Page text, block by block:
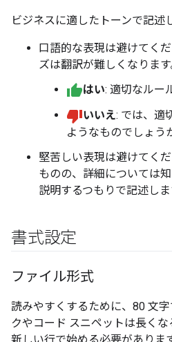
ビジネスに適したトーンで記述
口語的な表現は避けてく
ズは翻訳が難しくなります
はい: 適切なルー
いいえ: では、適
ようなものでしょう
堅苦しい表現は避けてく
ものの、詳細については
説明するつもりで記述しま
書式設定
ファイル形式
読みやすくするために、80 文
クやコード スニペットは長くな